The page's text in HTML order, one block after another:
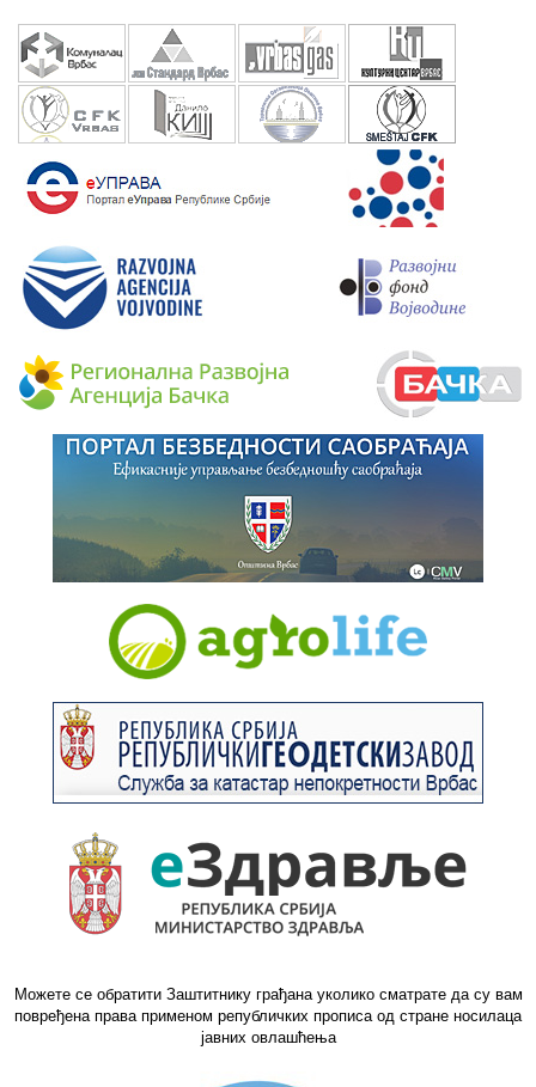
Можете се обратити Заштитнику грађана уколико сматрате да су вам
повређена права применом републичких прописа од стране носилаца
јавних овлашћења